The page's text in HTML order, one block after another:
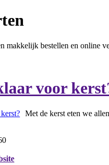
makkelijk bestellen en online
voor
Met de kerst eten we